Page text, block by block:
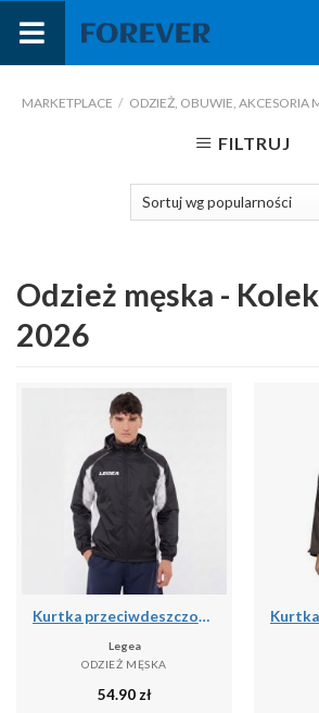
treści
MARKETPLACE / ODZIEŻ, OBUWIE, AKCESORIA
FILTRUJ
Odzież męska -
2026
Kurtka przeciwdeszczowa Storm dla mężczyzn do biegania czarno-biała
Legea
ODZIEŻ MĘSKA
54.90 zł